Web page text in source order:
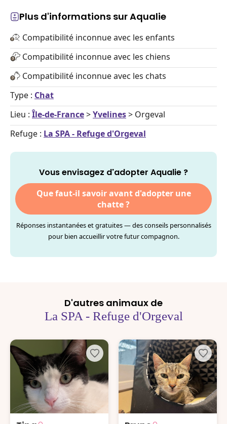
Plus d'informations sur Aqualie
Compatibilité inconnue avec les enfants
Compatibilité inconnue avec les chiens
Compatibilité inconnue avec les chats
Type : Chat
Lieu : Île-de-France>Yvelines> Orgeval
Refuge : La SPA - Refuge d'Orgeval
Vous envisagez d'adopter Aqualie ?
Que faut-il savoir avant d'adopter une
chatte ?
Réponses instantanées et gratuites — des conseils personnalisés
pour bien accueillir votre futur compagnon.
D'autres animaux de
La SPA - Refuge d'Orgeval